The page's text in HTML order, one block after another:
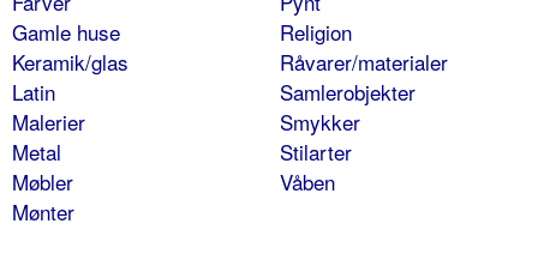
Gamle huse
Keramik/glas
Latin
Malerier
Metal
Møbler
Mønter
Religion
Råvarer/materialer
Samlerobjekter
Smykker
Stilarter
Våben